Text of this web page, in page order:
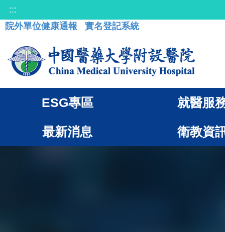
:::
院外單位健康通報
實名登記系統
ESG專區 就醫服
最新消息 衛教資